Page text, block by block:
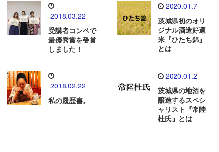
2018.03.22
受講者コンペで
最優秀賞を受賞
しました！
2020.01.7
茨城県初のオリ
ジナル酒造好適
米『ひたち錦』
とは
2018.02.22
私の履歴書。
2020.01.2
茨城県の地酒を
醸造するスペシ
ャリスト『常陸
杜氏』とは